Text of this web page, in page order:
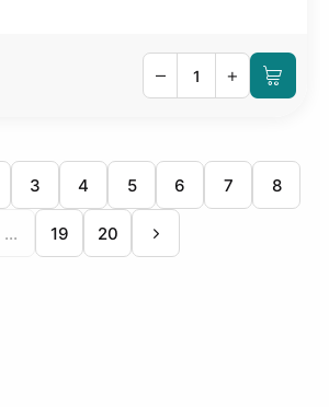
– +
3 4 5 6 7 8
... 19 20